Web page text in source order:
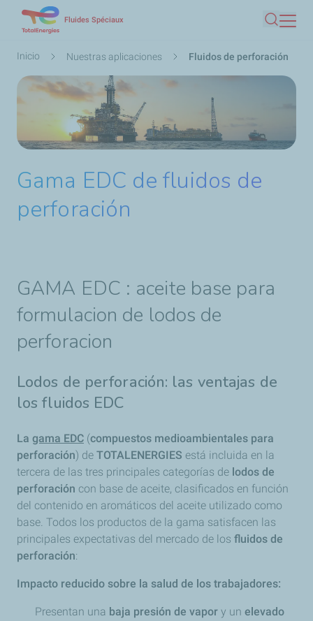
contenido
Fluides Spéciaux
Buscar
Ruta
de
navegación
Inicio Nuestras aplicaciones Fluidos de perforación
Gama EDC de fluidos de
perforación
GAMA EDC : aceite base para
formulacion de lodos de
perforacion
Lodos de perforación: las ventajas de
los fluidos EDC
La gama EDC (compuestos medioambientales para
perforación) de TOTALENERGIES está incluida en la
tercera de las tres principales categorías de lodos de
perforación con base de aceite, clasificados en función
del contenido en aromáticos del aceite utilizado como
base. Todos los productos de la gama satisfacen las
principales expectativas del mercado de los fluidos de
perforación:
Impacto reducido sobre la salud de los trabajadores:
Presentan una baja presión de vapor y un elevado